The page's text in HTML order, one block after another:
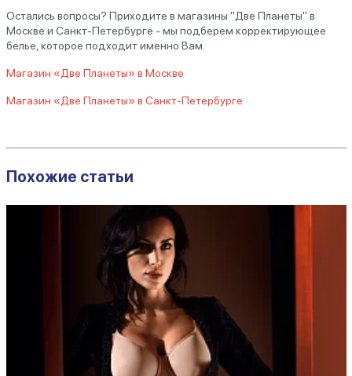
Остались вопросы? Приходите в магазины "Две Планеты" в
Москве и Санкт-Петербурге - мы подберем корректирующее
белье, которое подходит именно Вам.
Магазин «Две Планеты» в Москве
Магазин «Две Планеты» в Санкт-Петербурге
Похожие статьи